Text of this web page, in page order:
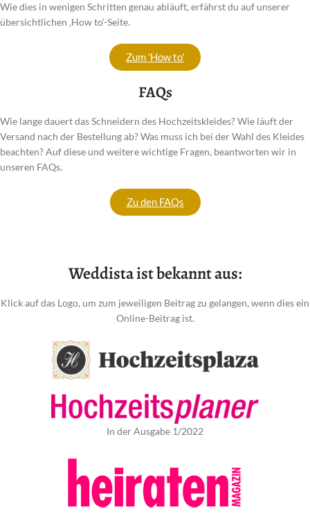
Wie dies in wenigen Schritten genau abläuft, erfährst du auf unserer
übersichtlichen ‚How to‘-Seite.
Zum 'How to'
FAQs
Wie lange dauert das Schneidern des Hochzeitskleides? Wie läuft der
Versand nach der Bestellung ab? Was muss ich bei der Wahl des Kleides
beachten? Auf diese und weitere wichtige Fragen, beantworten wir in
unseren FAQs.
Zu den FAQs
Weddista ist bekannt aus:
Klick auf das Logo, um zum jeweiligen Beitrag zu gelangen, wenn dies ein
Online-Beitrag ist.
In der Ausgabe 1/2022